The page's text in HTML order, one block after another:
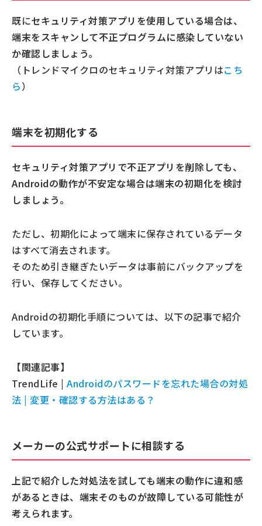
既にセキュリティ対策アプリを使用している場合は、
端末をスキャンして不正プログラムに感染していない
か確認しましょう。
（トレンドマイクロのセキュリティ対策アプリはこち
ら）
端末を初期化する
セキュリティ対策アプリで不正アプリを削除しても、
Androidの動作が不安定な場合は端末の初期化を検討
しましょう。
ただし、初期化によって端末に保存されているデータ
はすべて消去されます。
そのため引き継ぎたいデータは事前にバックアップを
行い、保存してください。
Androidの初期化手順については、以下の記事で紹介
しています。
【関連記事】
TrendLife | Androidのパスワードを忘れた場合の対処
法 | 変更・確認する方法はある？
メーカーの公式サポートに相談する
上記で紹介した対処法を試しても端末の動作に違和感
があるときは、端末そのものが故障している可能性が
考えられます。